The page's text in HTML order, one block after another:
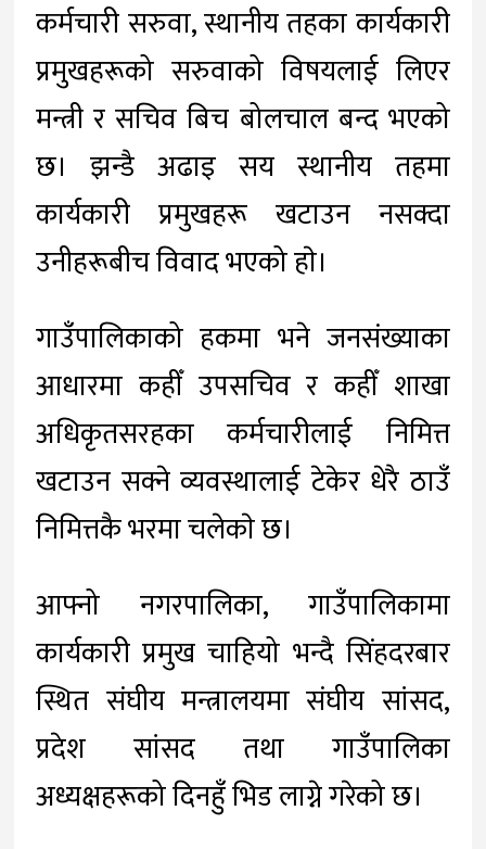
कर्मचारी सरुवा, स्थानीय तहका कार्यकारी
प्रमुखहरूको सरुवाको विषयलाई लिएर
मन्त्री र सचिव बिच बोलचाल बन्द भएको
छ। झन्डै अढाइ सय स्थानीय तहमा
कार्यकारी प्रमुखहरू खटाउन नसक्दा
उनीहरूबीच विवाद भएको हाे।
गाउँपालिकाको हकमा भने जनसंख्याका
आधारमा कहीँ उपसचिव र कहीँ शाखा
अधिकृतसरहका कर्मचारीलाई निमित्त
खटाउन सक्ने व्यवस्थालाई टेकेर धेरै ठाउँ
निमित्तकै भरमा चलेकाे छ।
आफ्नो नगरपालिका, गाउँपालिकामा
कार्यकारी प्रमुख चाहियो भन्दै सिंहदरबार
स्थित संघीय मन्त्रालयमा संघीय सांसद,
प्रदेश सांसद तथा गाउँपालिका
अध्यक्षहरूको दिनहुँ भिड लाग्ने गरेको छ।